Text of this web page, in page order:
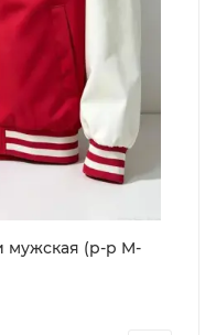
мужская (р-р M-